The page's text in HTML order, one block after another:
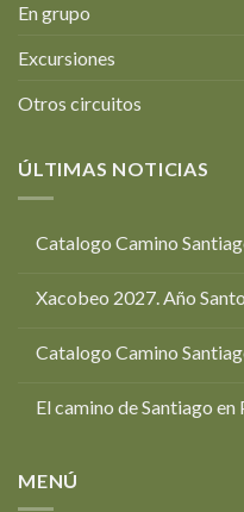
En grupo
Excursiones
Otros circuitos
ÚLTIMAS NOTICIAS
Catalogo Camino
Xacobeo 2027. Año
Catalogo Camino
El camino de Santiago en
MENÚ